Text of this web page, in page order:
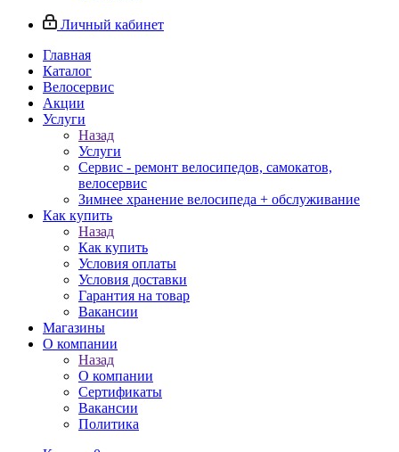
Личный кабинет
Главная
Каталог
Велосервис
Акции
Услуги
Назад
Услуги
Сервис - ремонт велосипедов, самокатов,
велосервис
Зимнее хранение велосипеда + обслуживание
Как купить
Назад
Как купить
Условия оплаты
Условия доставки
Гарантия на товар
Вакансии
Магазины
О компании
Назад
О компании
Сертификаты
Вакансии
Политика